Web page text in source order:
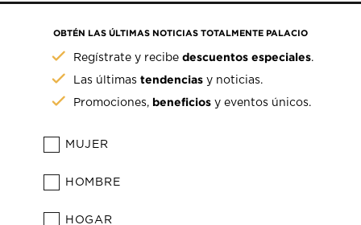
OBTÉN LAS ÚLTIMAS NOTICIAS TOTALMENTE PALACIO
Regístrate y recibedescuentos especiales.
Las últimastendencias y noticias.
Promociones, beneficios y eventos únicos.
MUJER
HOMBRE
HOGAR